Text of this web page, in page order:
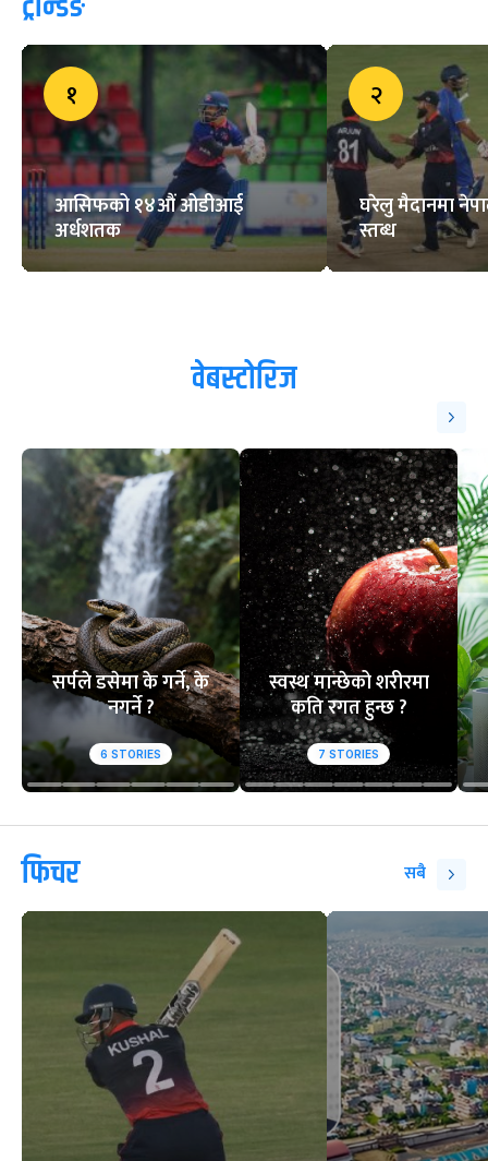
१
आसिफको १४औं ओडीआई
अर्धशतक
२
घरेलु मैदानमा
स्तब्ध
वेबस्टोरिज
सर्पले डसेमा के गर्ने, के
नगर्ने ?
6 STORIES
स्वस्थ मान्छेको शरीरमा
कति रगत हुन्छ ?
7 STORIES
फिचर सबै